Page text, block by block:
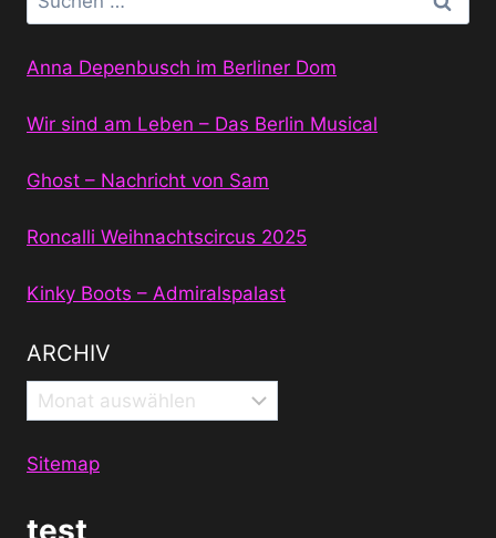
nach:
Anna Depenbusch im Berliner Dom
Wir sind am Leben – Das Berlin Musical
Ghost – Nachricht von Sam
Roncalli Weihnachtscircus 2025
Kinky Boots – Admiralspalast
ARCHIV
Archiv
Sitemap
test